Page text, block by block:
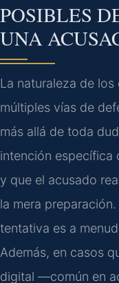
POSIBLES
UNA
La naturaleza de
múltiples vías de
más allá de toda
intención específica
y que el acusado
la mera
tentativa es a
Además, en casos
digital —común en